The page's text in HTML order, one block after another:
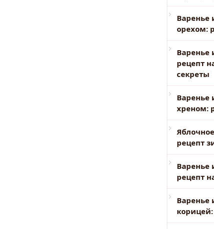
Варенье
орехом:
Варенье
рецепт
секреты
Варенье
хреном:
рецепт
Варенье
рецепт
Варенье